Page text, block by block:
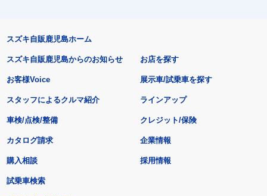
スズキ自販鹿児島ホーム
スズキ自販鹿児島からのお知らせ
お客様Voice
スタッフによるクルマ紹介
お店を探す
展示車/試乗車を探す
ラインアップ
車検/点検/整備 クレジット/保険
カタログ請求
購入相談
試乗車検索
企業情報
採用情報